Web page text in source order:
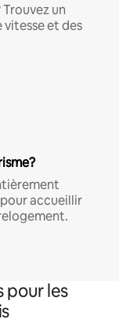
un
et des
accueillir
pour les